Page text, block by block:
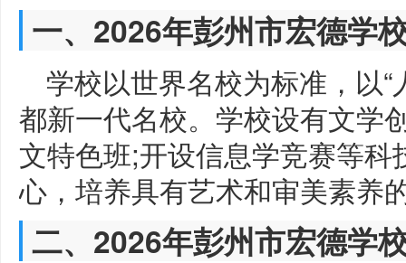
一、2026年彭州市宏德学
学校以世界名校为标准，以
都新一代名校。学校设有文学
文特色班;开设信息学竞赛等
心，培养具有艺术和审美素养
二、2026年彭州市宏德学